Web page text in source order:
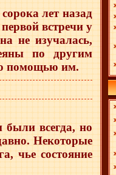
лет назад
встречи у
не изучалась,
по другим
помощью им.
были всегда, но
Некоторые
чье состояние